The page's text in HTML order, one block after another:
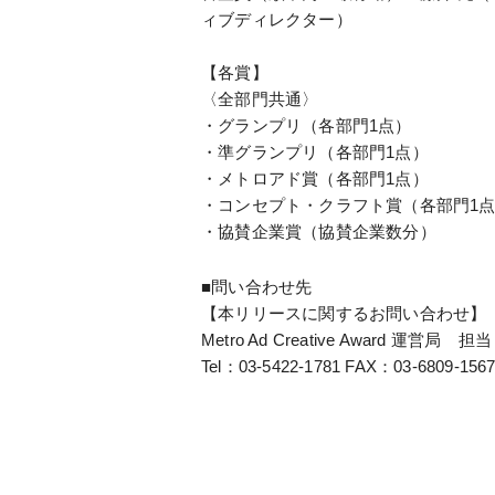
ィブディレクター）
【各賞】
〈全部門共通〉
・グランプリ（各部門1点）
・準グランプリ（各部門1点）
・メトロアド賞（各部門1点）
・コンセプト・クラフト賞（各部門1
・協賛企業賞（協賛企業数分）
■問い合わせ先
【本リリースに関するお問い合わせ】
Metro Ad Creative Award 運営局 担当
Tel：03-5422-1781 FAX：03-6809-